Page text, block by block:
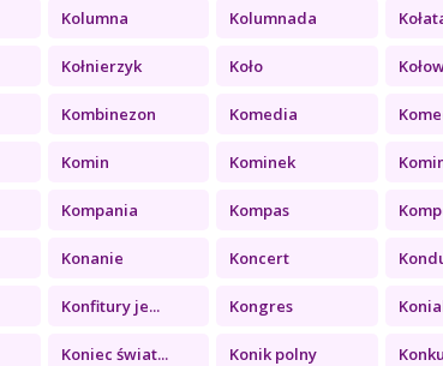
Kolumna Kolumnada
Kołnierzyk Koło
Kombinezon Komedia
Komin Kominek
Kompania Kompas
Konanie Koncert
Konfitury je... Kongres
Koniec świat... Konik polny